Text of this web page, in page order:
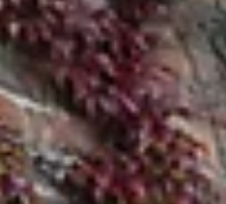
Byggmästareförening. Under eftermiddagen fick
studenter och företag möjlighet att mötas, knyta
kontakter och diskutera
byggbranschen. Minglet riktade sig främst till
studenter i årskurs 1 och 2 som läser
Samhällsbyggnadsprogrammet och intresset
stort. På plats deltog Winge Byggnads AB,
Olsson AB, Åke Sundvall, Impleni